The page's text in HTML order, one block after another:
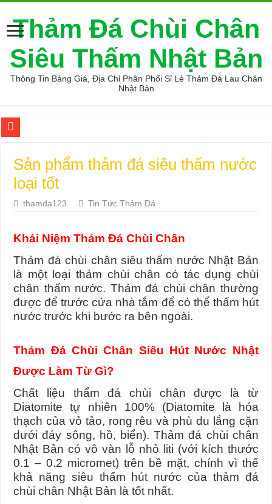
Thảm Đá Chùi Chân
Siêu Thấm Nhật Bản
Thông Tin Bảng Giá, Địa Chỉ Phân Phối Sỉ Lẻ Thảm Đá Lau Chân
Nhật Bản
Ở đâu bán thảm đá hút nước loại tốt
5 Mẫu Mũ Bác Sĩ Đẹp, Đúng Chuẩn Được Sử Dụng Nhiều Hiện
Tìm chỗ mua thảm đá siêu thấm
Tìm chỗ mua thảm đá siêu thấm nước
Kỹ Thuật Nối Mi Hàn Quốc Tại Miss Tram Academy
Top 4 Công ty sản xuất áo mưa uy tín nhất Việt Nam
Sản phẩm thảm đá siêu thấm nước
loại tốt
thamda123 Tin Tức Thảm Đá
Khái Niệm Thảm Đá Chùi Chân
Thảm đá chùi chân siêu thấm nước Nhật Bản
là một loại thảm chùi chân có tác dụng chùi
chân thấm nước. Thảm đá chùi chân thường
được để trước cửa nhà tắm để có thể thấm hút
nước trước khi bước ra bên ngoài.
Thảm Đá Chùi Chân Siêu Hút Nước Nhật
Được Làm Từ Gì?
Chất liệu thẩm đá chùi chân được là từ
Diatomite tự nhiên 100% (Diatomite là hóa
thạch của vỏ tảo, rong rêu và phù du lắng cặn
dưới đáy sông, hồ, biển).Thảm đá chùi chân
Nhật Bản có vô vàn lỗ nhỏ liti (với kích thước
0.1 – 0.2 micromet) trên bề mặt, chính vì thế
khả năng siêu thấm hút nước của thảm đá
chùi chân Nhật Bản là tốt nhất.